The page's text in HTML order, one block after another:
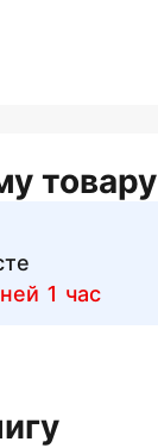
товару
1 час